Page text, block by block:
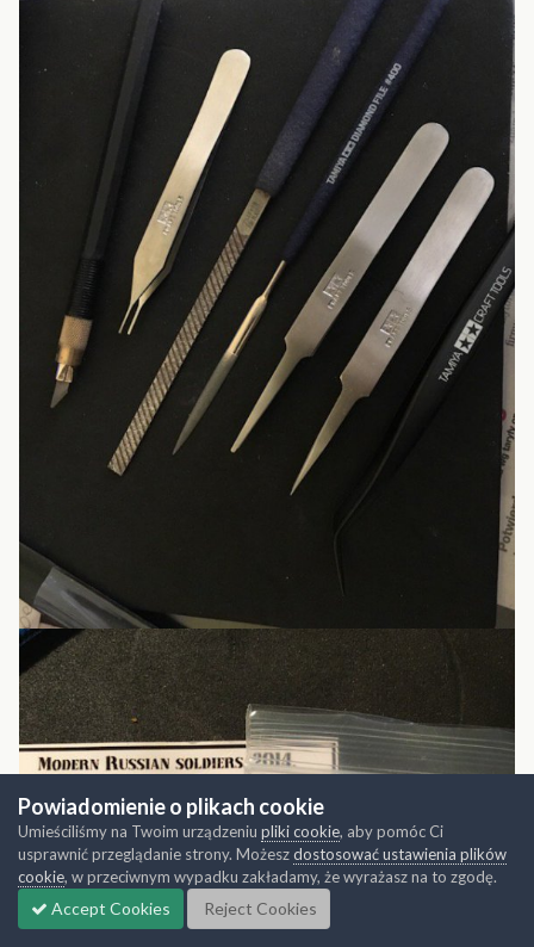
Powiadomienie o plikach cookie
Umieściliśmy na Twoim urządzeniu pliki cookie, aby pomóc Ci
usprawnić przeglądanie strony. Możeszdostosować ustawienia plików
cookie, w przeciwnym wypadku zakładamy, że wyrażasz na to zgodę.
Accept Cookies Reject Cookies